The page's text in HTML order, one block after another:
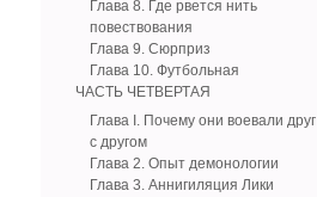
Глава 8. Где рвется нить
повествования
Глава 9. Сюрприз
Глава 10. Футбольная
ЧАСТЬ ЧЕТВЕРТАЯ
Глава I. Почему они воевали друг
с другом
Глава 2. Опыт демонологии
Глава 3. Аннигиляция Лики